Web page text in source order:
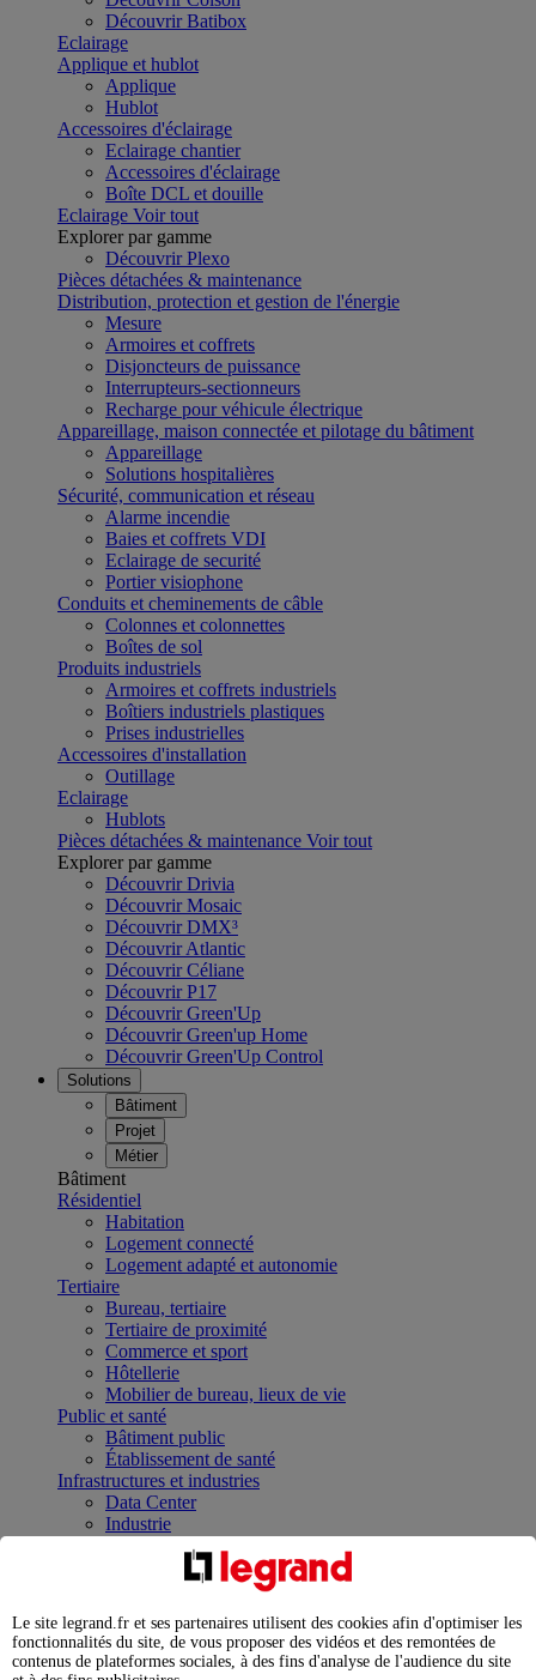
Découvrir Batibox
Eclairage
Applique et hublot
Applique
Hublot
Accessoires d'éclairage
Eclairage chantier
Accessoires d'éclairage
Boîte DCL et douille
Eclairage Voir tout
Explorer par gamme
Découvrir Plexo
Pièces détachées & maintenance
Distribution, protection et gestion de l'énergie
Mesure
Armoires et coffrets
Disjoncteurs de puissance
Interrupteurs-sectionneurs
Recharge pour véhicule électrique
Appareillage, maison connectée et pilotage du bâtiment
Appareillage
Solutions hospitalières
Sécurité, communication et réseau
Alarme incendie
Baies et coffrets VDI
Eclairage de securité
Portier visiophone
Conduits et cheminements de câble
Colonnes et colonnettes
Boîtes de sol
Produits industriels
Armoires et coffrets industriels
Boîtiers industriels plastiques
Prises industrielles
Accessoires d'installation
Outillage
Eclairage
Hublots
Pièces détachées & maintenance Voir tout
Explorer par gamme
Découvrir Drivia
Découvrir Mosaic
Découvrir DMX³
Découvrir Atlantic
Découvrir Céliane
Découvrir P17
Découvrir Green'Up
Découvrir Green'up Home
Découvrir Green'Up Control
Solutions
Bâtiment
Projet
Métier
Bâtiment
Résidentiel
Habitation
Logement connecté
Logement adapté et autonomie
Tertiaire
Bureau, tertiaire
Tertiaire de proximité
Commerce et sport
Hôtellerie
Mobilier de bureau, lieux de vie
Public et santé
Bâtiment public
Établissement de santé
Infrastructures et industries
Data Center
Industrie
Infrastructures
Contrôler et planifier le fonctionnement des appareils
Répartir et optimiser son tableau électrique
Legrand Data Center Solutions : concentrer les
expertises au service de vos performances
Le site legrand.fr et ses partenaires utilisent des cookies afin d'optimiser les
fonctionnalités du site, de vous proposer des vidéos et des remontées de
contenus de plateformes sociales, à des fins d'analyse de l'audience du site